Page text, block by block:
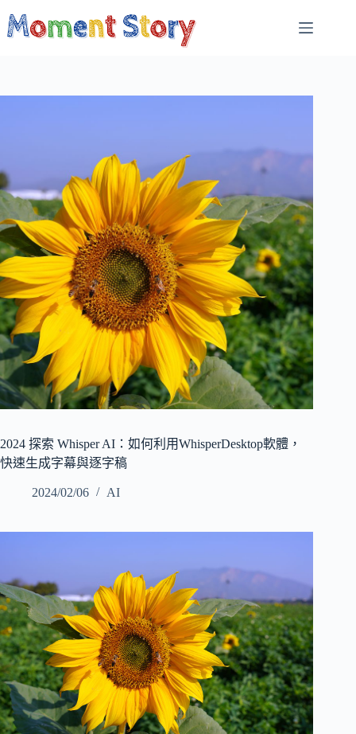
至
2024 探索 Whisper AI：如何利用WhisperDesktop軟體，
快速生成字幕與逐字稿
2024/02/06 AI